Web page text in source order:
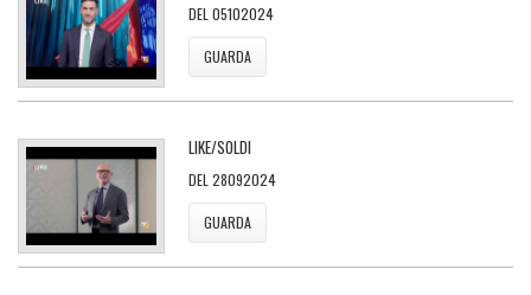
DEL 05102024
GUARDA
LIKE/SOLDI
DEL 28092024
GUARDA